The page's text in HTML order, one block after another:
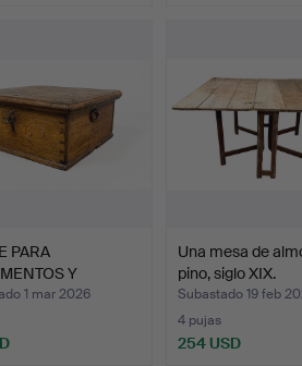
PARA
Y
MADERA Y…
1 mar 2026
Una mesa de
pino, siglo XIX.
Subastado 19 feb
4 pujas
254 USD